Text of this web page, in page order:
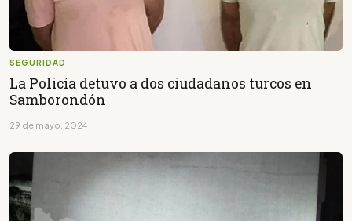
SEGURIDAD
La Policía detuvo a dos ciudadanos turcos en
Samborondón
29 de mayo, 2024